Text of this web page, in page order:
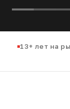
13+ лет на